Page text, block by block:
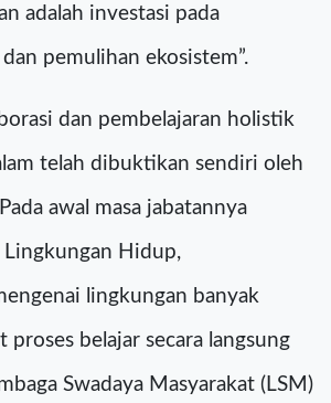
adalah investasi pada
pemulihan ekosistem”.
dan pembelajaran holistik
telah dibuktikan sendiri oleh
awal masa jabatannya
Hidup,
lingkungan banyak
belajar secara langsung
Swadaya Masyarakat (LSM)